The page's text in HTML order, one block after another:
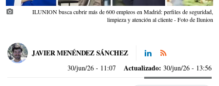
photo_camera
ILUNION busca cubrir más de 600 empleos en Madrid: perfiles de seguridad,
limpieza y atención al cliente - Foto de Ilunion
JAVIER MENÉNDEZ SÁNCHEZ
30/jun/26 - 11:07 Actualizado: 30/jun/26 - 13:56